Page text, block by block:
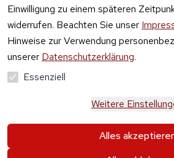
Einwilligung zu einem späteren
widerrufen. Beachten Sie unser
Hinweise zur Verwendung
unserer Datenschutzerklärung.
Essenziell
Weitere
Alles
Alle Preise verstehen sich inkl.